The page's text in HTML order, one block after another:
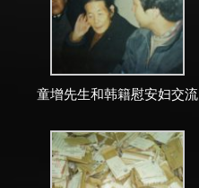
童增先生和韩籍慰安妇交流